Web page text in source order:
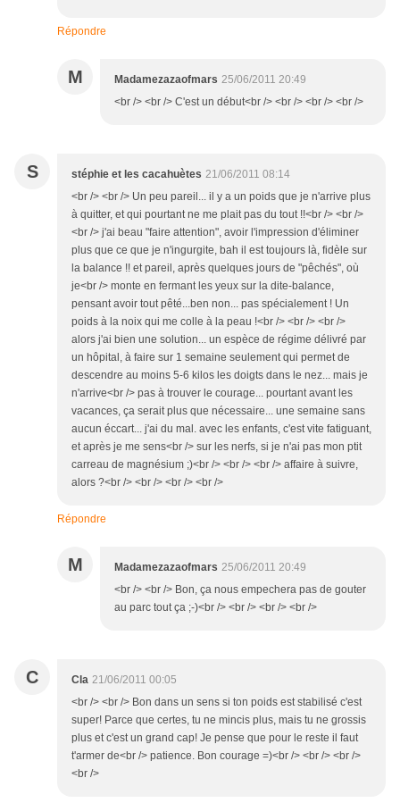
Répondre
M Madamezazaofmars 25/06/2011 20:49
<br /> <br /> C'est un début<br /> <br /> <br /> <br />
S stéphie et les cacahuètes 21/06/2011 08:14
<br /> <br /> Un peu pareil... il y a un poids que je n'arrive plus
à quitter, et qui pourtant ne me plait pas du tout !!<br /> <br />
<br /> j'ai beau "faire attention", avoir l'impression d'éliminer
plus que ce que je n'ingurgite, bah il est toujours là, fidèle sur
la balance !! et pareil, après quelques jours de "pêchés", où
je<br /> monte en fermant les yeux sur la dite-balance,
pensant avoir tout pêté...ben non... pas spécialement ! Un
poids à la noix qui me colle à la peau !<br /> <br /> <br />
alors j'ai bien une solution... un espèce de régime délivré par
un hôpital, à faire sur 1 semaine seulement qui permet de
descendre au moins 5-6 kilos les doigts dans le nez... mais je
n'arrive<br /> pas à trouver le courage... pourtant avant les
vacances, ça serait plus que nécessaire... une semaine sans
aucun éccart... j'ai du mal. avec les enfants, c'est vite fatiguant,
et après je me sens<br /> sur les nerfs, si je n'ai pas mon ptit
carreau de magnésium ;)<br /> <br /> <br /> affaire à suivre,
alors ?<br /> <br /> <br /> <br />
Répondre
M Madamezazaofmars 25/06/2011 20:49
<br /> <br /> Bon, ça nous empechera pas de gouter
au parc tout ça ;-)<br /> <br /> <br /> <br />
C Cla 21/06/2011 00:05
<br /> <br /> Bon dans un sens si ton poids est stabilisé c'est
super! Parce que certes, tu ne mincis plus, mais tu ne grossis
plus et c'est un grand cap! Je pense que pour le reste il faut
t'armer de<br /> patience. Bon courage =)<br /> <br /> <br />
<br />